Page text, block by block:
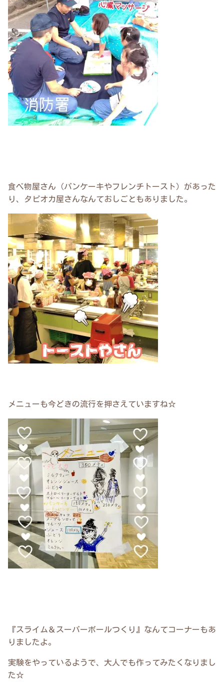
食べ物屋さん（パンケーキやフレンチトースト）があった
り、タピオカ屋さんなんておしごともありました。
メニューも今どきの流行を押さえていますね☆
『スライム＆スーパーボールつくり』なんてコーナーもあ
りましたよ。
実験をやっているようで、大人でも作ってみたくなりまし
た☆